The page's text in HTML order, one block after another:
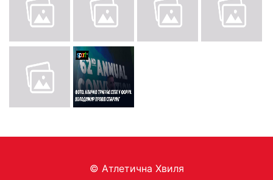
© Aтлетична Хвиля